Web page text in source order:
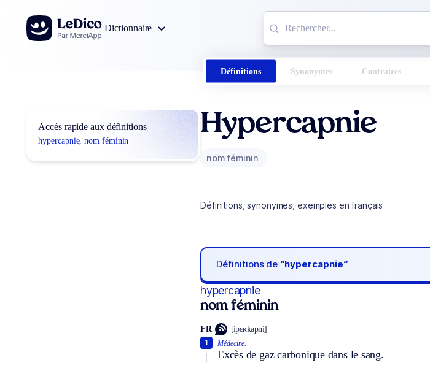
Aller au contenu
Dictionnaire
Définitions Synonymes Contraires
Accès rapide aux définitions
hypercapnie, nom féminin
Hypercapnie
nom féminin
Définitions, synonymes, exemples en français
Définitions de “hypercapnie“
hypercapnie
nom féminin
FR [ipɛʀkapni]
Médecine.
Excès de gaz carbonique dans le sang.
1